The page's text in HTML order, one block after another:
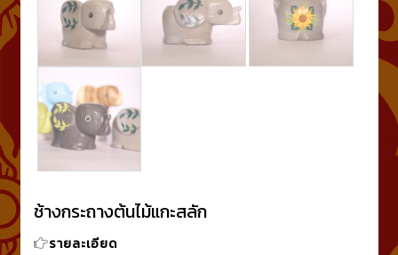
ช้างกระถางต้นไม้แกะสลัก
รายละเอียด